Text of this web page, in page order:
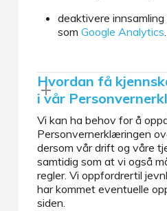
deaktivere
som Google Analytics.
Hvordan få
i vår
Vi kan ha behov for å
Personvernerklæringen
dersom vår drift og våre
samtidig som at vi også
regler. Vi oppfordrertil
har kommet eventuelle
siden.